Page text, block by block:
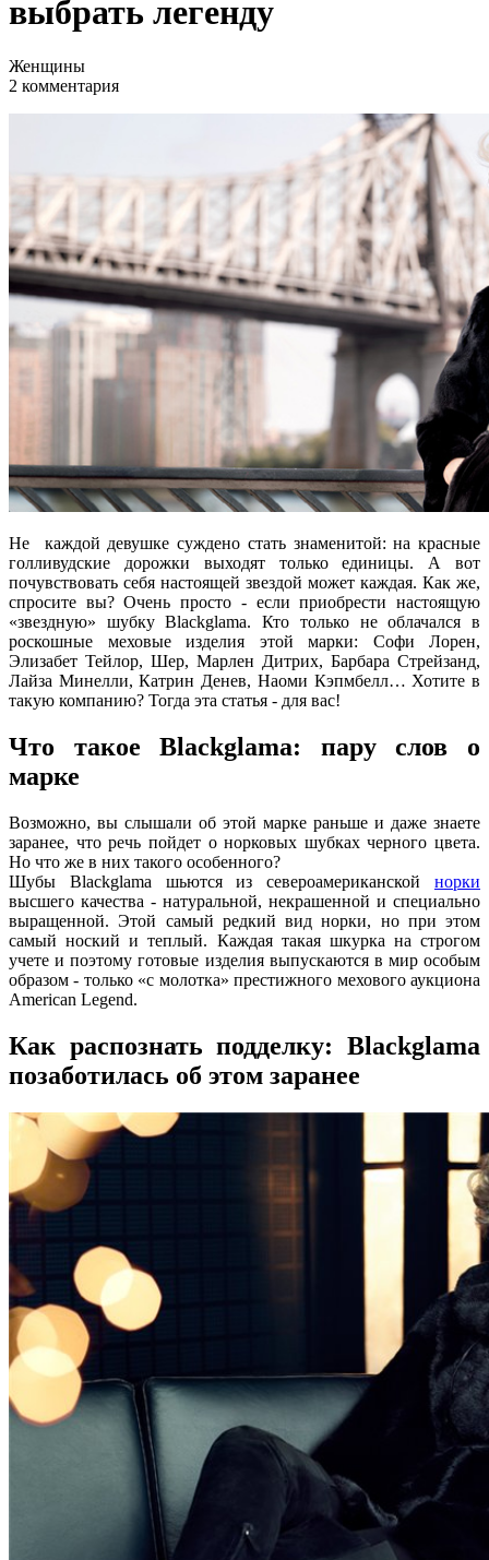
выбрать легенду
Женщины
2 комментария
Не каждой девушке суждено стать знаменитой: на красные
голливудские дорожки выходят только единицы. А вот
почувствовать себя настоящей звездой может каждая. Как же,
спросите вы? Очень просто - если приобрести настоящую
«звездную» шубку Blackglama. Кто только не облачался в
роскошные меховые изделия этой марки: Софи Лорен,
Элизабет Тейлор, Шер, Марлен Дитрих, Барбара Стрейзанд,
Лайза Минелли, Катрин Денев, Наоми Кэпмбелл… Хотите в
такую компанию? Тогда эта статья - для вас!
Что такое Blackglama: пару слов о
марке
Возможно, вы слышали об этой марке раньше и даже знаете
заранее, что речь пойдет о норковых шубках черного цвета.
Но что же в них такого особенного?
Шубы Blackglama шьются из североамериканской норки
высшего качества - натуральной, некрашенной и специально
выращенной. Этой самый редкий вид норки, но при этом
самый ноский и теплый. Каждая такая шкурка на строгом
учете и поэтому готовые изделия выпускаются в мир особым
образом - только «с молотка» престижного мехового аукциона
American Legend.
Как распознать подделку: Blackglama
позаботилась об этом заранее